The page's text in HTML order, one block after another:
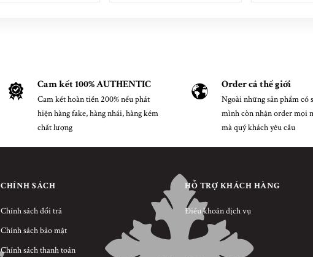
Cam kết 100% AUTHENTIC
Cam kết hoàn tiền 200% nếu phát
hiện hàng fake, hàng nhái, hàng kém
chất lượng
Order cả thế giới
Ngoài những sản phẩm có
mình còn nhận order mọi
mà quý khách yêu cầu
CHÍNH SÁCH
Chính sách đổi trả
Chính sách bảo mật
Chính sách thanh toán
HỖ TRỢ KHÁCH HÀNG
Điều khoản dịch vụ